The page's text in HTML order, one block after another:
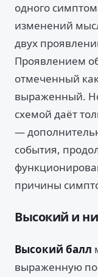
одного
изменений
двух
Проявлением
отмеченный
выраженный.
схемой даёт
—
события,
причины
Высокий и
Высокий балл
выраженную